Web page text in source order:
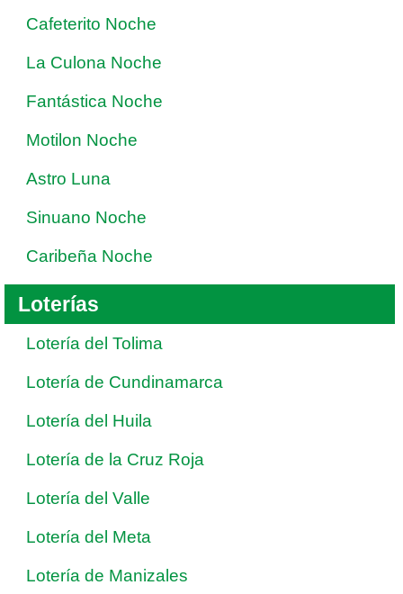
Cafeterito Noche
La Culona Noche
Fantástica Noche
Motilon Noche
Astro Luna
Sinuano Noche
Caribeña Noche
Loterías
Lotería del Tolima
Lotería de Cundinamarca
Lotería del Huila
Lotería de la Cruz Roja
Lotería del Valle
Lotería del Meta
Lotería de Manizales